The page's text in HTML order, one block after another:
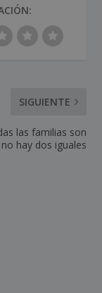
SIGUIENTE
las familias son
hay dos iguales